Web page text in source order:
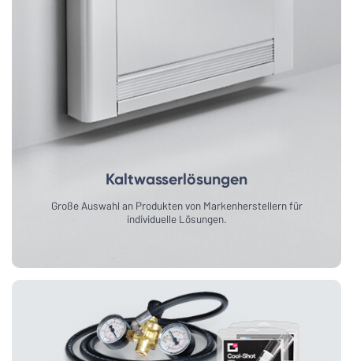
Kaltwasserlösungen
Große Auswahl an Produkten von Markenherstellern für
individuelle Lösungen.